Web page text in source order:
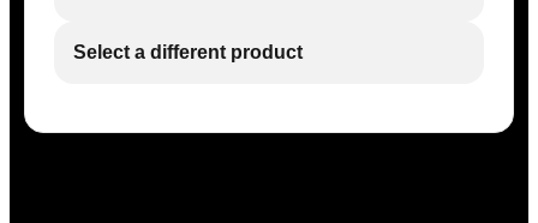
Select a different product